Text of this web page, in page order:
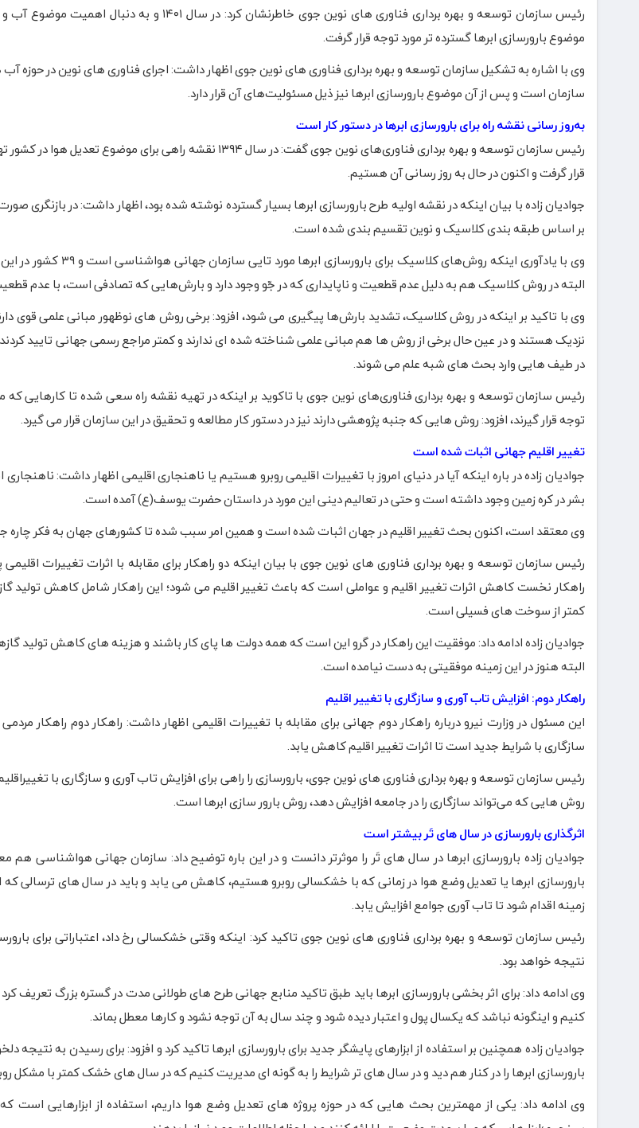
رئیس سازمان توسعه و بهره برداری فناوری های نوین جوی خاطرنشان کرد:
موضوع بارورسازی ابرها گسترده تر مورد توجه قرار گرفت.
وی با اشاره به تشکیل سازمان توسعه و بهره برداری فناوری های نوین جوی اظهار داشت: اجرای فناوری های نوین در حوزه
سازمان است و پس از آن موضوع بارورسازی ابرها نیز ذیل مسئولیت‌های آن قرار دارد.
به‌روز رسانی نقشه راه برای بارورسازی ابرها در دستور کار است
رئیس سازمان توسعه و بهره برداری فناوری‌های نوین جوی گفت: در سال ۱۳۹۴ نقشه راهی برای
قرار گرفت و اکنون در حال به روز رسانی آن هستیم.
جوادیان زاده با بیان اینکه در نقشه اولیه طرح بارورسازی ابرها بسیار گسترده نوشته شده بود، اظهار داشت: در بازنگری
بر اساس طبقه بندی کلاسیک و نوین تقسیم بندی شده است.
وی با یادآوری اینکه روش‌های کلاسیک برای
البته در روش کلاسیک هم به دلیل عدم قطعیت و ناپایداری که در جّو وجود دارد و بارش‌هایی که تصادفی است، با عدم
وی با تاکید بر اینکه در روش کلاسیک، تشدید بارش‌ها پیگیری می شود، افزود: برخی روش های نوظهور مبانی علمی قوی
نزدیک هستند و در عین حال برخی از روش ها هم مبانی علمی شناخته شده ای ندارند و کمتر مراجع رسمی جهانی تایید کردند
در طیف هایی وارد بحث های شبه علم می شوند.
رئیس سازمان توسعه و بهره برداری فناوری‌های نوین جوی با تاکوید بر اینکه در تهیه نقشه راه سعی شده تا کارهایی که
توجه قرار گیرند، افزود: روش هایی که جنبه پژوهشی دارند نیز در دستور کار مطالعه و تحقیق در این سازمان قرار می گیرد.
تغییر اقلیم جهانی اثبات شده است
جوادیان زاده در باره اینکه آیا در دنیای امروز با تغییرات اقلیمی روبرو هستیم یا ناهنجاری اقلیمی اظهار داشت:
بشر در کره زمین وجود داشته است و حتی در تعالیم دینی این مورد در داستان حضرت یوسف(ع) آمده است.
وی معتقد است، اکنون بحث تغییر اقلیم در جهان اثبات شده است و همین امر سبب شده تا کشورهای جهان به فکر چاره
رئیس سازمان توسعه و بهره برداری فناوری های نوین جوی با بیان اینکه دو راهکار برای مقابله با اثرات تغییرات
راهکار نخست کاهش اثرات تغییر اقلیم و عواملی است که باعث تغییر اقلیم می شود؛ این راهکار شامل کاهش تولید
کمتر از سوخت های فسیلی است.
جوادیان زاده ادامه داد: موفقیت این راهکار در گرو این است که همه دولت ها پای کار باشند و هزینه های کاهش تولید
البته هنوز در این زمینه موفقیتی به دست نیامده است.
راهکار دوم: افزایش تاب آوری و سازگاری با تغییر اقلیم
این مسئول در وزارت نیرو درباره راهکار دوم جهانی برای مقابله با تغییرات اقلیمی اظهار داشت: راهکار دوم راهکار
سازگاری با شرایط جدید است تا اثرات تغییر اقلیم کاهش یابد.
رئیس سازمان توسعه و بهره برداری فناوری های نوین جوی، بارورسازی را راهی برای افزایش تاب آوری و سازگاری با
روش هایی که می‌تواند سازگاری را در جامعه افزایش دهد، روش بارور سازی ابرها است.
اثرگذاری بارورسازی در سال های تَر بیشتر است
جوادیان زاده بارورسازی ابرها در سال های تَر را موثرتر دانست و در این باره توضیح داد: سازمان جهانی هواشناسی
بارورسازی ابرها یا تعدیل وضع هوا در زمانی که با خشکسالی روبرو هستیم، کاهش می یابد و باید در سال های ترسالی که
زمینه اقدام شود تا تاب آوری جوامع افزایش یابد.
رئیس سازمان توسعه و بهره برداری فناوری های نوین جوی تاکید کرد: اینکه وقتی خشکسالی رخ داد، اعتباراتی برای
نتیجه خواهد بود.
وی ادامه داد: برای اثر بخشی بارورسازی ابرها باید طبق تاکید منابع جهانی طرح های طولانی مدت در گستره بزرگ تعریف کرد
کنیم و اینگونه نباشد که یکسال پول و اعتبار دیده شود و چند سال به آن توجه نشود و کارها معطل بماند.
جوادیان زاده همچنین بر استفاده از ابزارهای پایشگر جدید برای بارورسازی ابرها تاکید کرد و افزود: برای رسیدن به نتیجه
بارورسازی ابرها را در کنار هم دید و در سال های تر شرایط را به گونه ای مدیریت کنیم که در سال های خشک کمتر با مشکل
وی ادامه داد: یکی از مهمترین بحث هایی که در حوزه پروژه های تعدیل وضع هوا داریم، استفاده از ابزارهایی است